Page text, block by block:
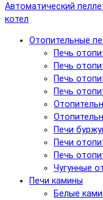
Автоматический
котел
Отопительные
Печь
Печь
Печь
Печь
Печи
Печи
Печь
Чугунные
Печи камины
Белые